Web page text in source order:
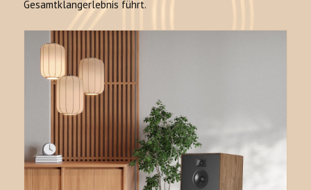
Gesamtklangerlebnis führt.